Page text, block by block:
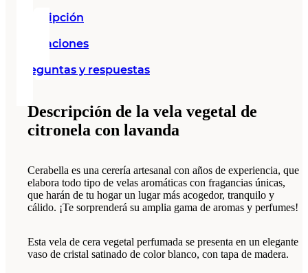
Descripción
Valoraciones
Preguntas y respuestas
Descripción de la vela vegetal de
citronela con lavanda
Cerabella es una cerería artesanal con años de experiencia, que
elabora todo tipo de velas aromáticas con fragancias únicas,
que harán de tu hogar un lugar más acogedor, tranquilo y
cálido. ¡Te sorprenderá su amplia gama de aromas y perfumes!
Esta vela de cera vegetal perfumada se presenta en un elegante
vaso de cristal satinado de color blanco, con tapa de madera.